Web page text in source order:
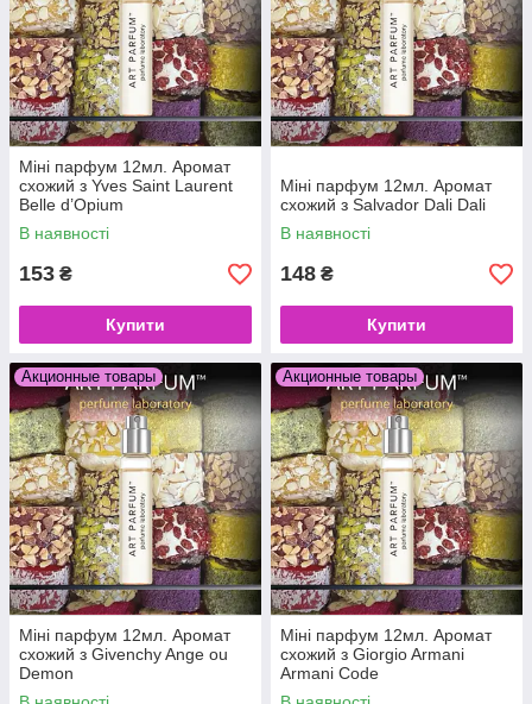
Міні парфум 12мл. Аромат
схожий з Yves Saint Laurent
Belle d’Opium
В наявності
153 ₴
Купити
Міні парфум 12мл. Аромат
схожий з Salvador Dali Dali
В наявності
148 ₴
Купити
Акционные товары
Міні парфум 12мл. Аромат
схожий з Givenchy Ange ou
Demon
Акционные товары
Міні парфум 12мл. Аромат
схожий з Giorgio Armani
Armani Code